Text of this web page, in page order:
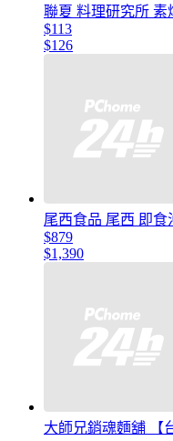
聯夏 料理研究所 素
$113
$126
尾西食品 尾西 即食
$879
$1,390
大師兄銷魂麵舖 【